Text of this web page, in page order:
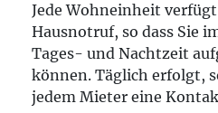
Jede Wohneinheit
Hausnotruf, so dass Sie
Tages- und Nachtzeit
können. Täglich erfolgt,
jedem Mieter eine